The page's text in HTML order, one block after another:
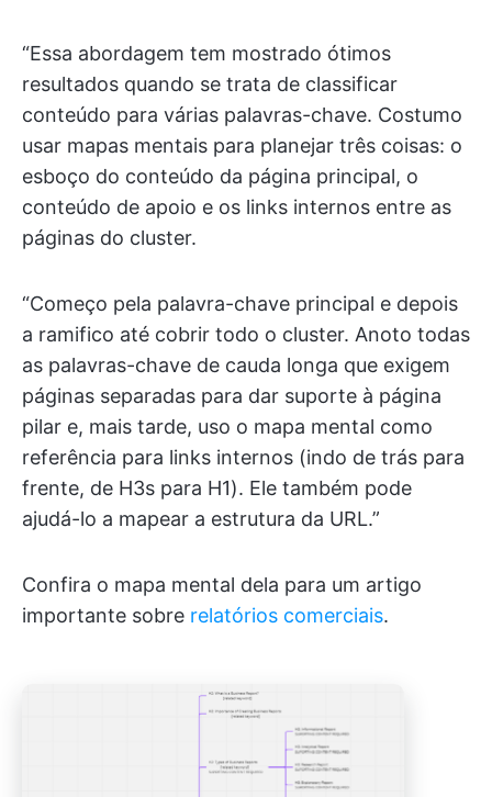
“Essa abordagem tem mostrado ótimos
resultados quando se trata de classificar
conteúdo para várias palavras-chave. Costumo
usar mapas mentais para planejar três coisas: o
esboço do conteúdo da página principal, o
conteúdo de apoio e os links internos entre as
páginas do cluster.
“Começo pela palavra-chave principal e depois
a ramifico até cobrir todo o cluster. Anoto todas
as palavras-chave de cauda longa que exigem
páginas separadas para dar suporte à página
pilar e, mais tarde, uso o mapa mental como
referência para links internos (indo de trás para
frente, de H3s para H1). Ele também pode
ajudá-lo a mapear a estrutura da URL.”
Confira o mapa mental dela para um artigo
importante sobre relatórios comerciais.